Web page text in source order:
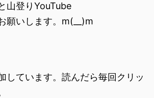
山登りYouTube
願いします。m(__)m
しています。読んだら毎回クリッ